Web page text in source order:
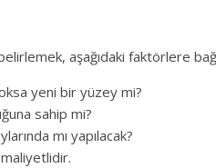
aşağıdaki faktörlere
yeni bir yüzey mi?
sahip mi?
mı yapılacak?